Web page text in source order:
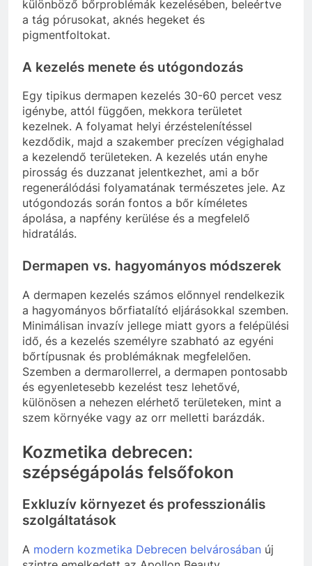
különböző bőrproblémák kezelésében, beleértve
a tág pórusokat, aknés hegeket és
pigmentfoltokat.
A kezelés menete és utógondozás
Egy tipikus dermapen kezelés 30-60 percet vesz
igénybe, attól függően, mekkora területet
kezelnek. A folyamat helyi érzéstelenítéssel
kezdődik, majd a szakember precízen végighalad
a kezelendő területeken. A kezelés után enyhe
pirosság és duzzanat jelentkezhet, ami a bőr
regenerálódási folyamatának természetes jele. Az
utógondozás során fontos a bőr kíméletes
ápolása, a napfény kerülése és a megfelelő
hidratálás.
Dermapen vs. hagyományos módszerek
A dermapen kezelés számos előnnyel rendelkezik
a hagyományos bőrfiatalító eljárásokkal szemben.
Minimálisan invazív jellege miatt gyors a felépülési
idő, és a kezelés személyre szabható az egyéni
bőrtípusnak és problémáknak megfelelően.
Szemben a dermarollerrel, a dermapen pontosabb
és egyenletesebb kezelést tesz lehetővé,
különösen a nehezen elérhető területeken, mint a
szem környéke vagy az orr melletti barázdák.
Kozmetika debrecen:
szépségápolás felsőfokon
Exkluzív környezet és professzionális
szolgáltatások
A modern kozmetika Debrecen belvárosában új